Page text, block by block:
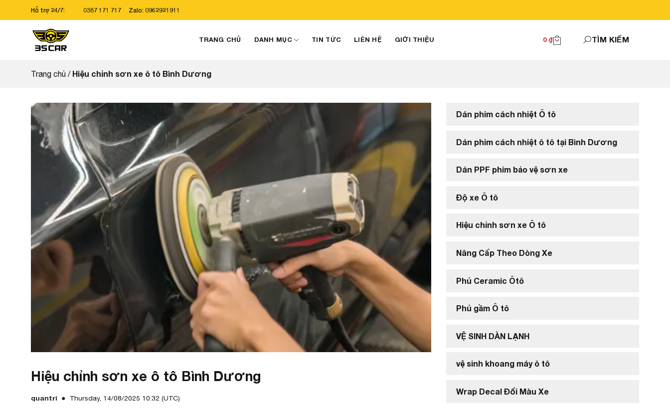
qua
Hỗ trợ 24/7: 0387 171 717 Zalo: 0962921911
TRANG CHỦ DANH MỤC TIN TỨC LIÊN HỆ GIỚI THIỆU 0 ₫ TÌM KIẾM
Trang chủ / Hiệu chỉnh sơn xe ô tô Bình Dương
Hiệu chỉnh sơn xe ô tô Bình Dương
quantri Thursday, 14/08/2025 10:32 (UTC)
Dán phim cách nhiệt Ô tô
Dán phim cách nhiệt ô tô tại Bình Dương
Dán PPF phim bảo vệ sơn xe
Độ xe Ô tô
Hiệu chỉnh sơn xe Ô tô
Nâng Cấp Theo Dòng Xe
Phủ Ceramic Ôtô
Phủ gầm Ô tô
VỆ SINH DÀN LẠNH
vệ sinh khoang máy ô tô
Wrap Decal Đổi Màu Xe